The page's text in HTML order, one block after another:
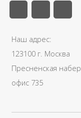
Наш адрес:
123100 г. Москва
Пресненская
офис 735